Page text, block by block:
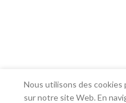
Nous utilisons des
sur notre site Web. En